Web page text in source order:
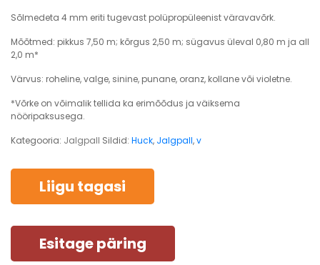
Sõlmedeta 4 mm eriti tugevast polüpropüleenist väravavõrk.
Mõõtmed: pikkus 7,50 m; kõrgus 2,50 m; sügavus üleval 0,80 m ja all
2,0 m*
Värvus: roheline, valge, sinine, punane, oranz, kollane või violetne.
*Võrke on võimalik tellida ka erimõõdus ja väiksema
nööripaksusega.
Kategooria: Jalgpall Sildid: Huck, Jalgpall,v
Liigu tagasi
Esitage päring